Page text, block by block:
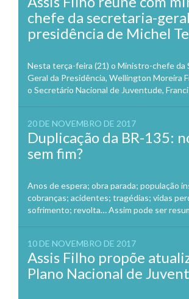
chefe da secretaria-
presidência de Michel
Nesta terça-feira (21) o Ministro-chefe da
Geral da Presidência, Wellington Moreira
o Secretário Nacional de Juventude,
20 DE NOVEMBRO DE 2017
Duplicação da BR-135:
sem fim?
Anos de espera; obra parada; população
cobranças; acidentes; tragédias; vidas
sofrimento; revolta… Assim pode ser
10 DE NOVEMBRO DE 2017
Assis Filho propõe
Plano Nacional de